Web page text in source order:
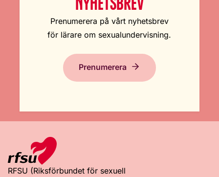
Prenumerera på vårt nyhetsbrev
för lärare om sexualundervisning.
Prenumerera
RFSU (Riksförbundet för sexuell